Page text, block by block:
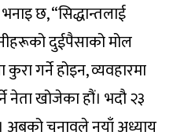
छ, “सिद्धान्तलाई
दुईपैसाको मोल
गर्ने होइन, व्यवहारमा
नेता खोजेका हौं। भदौ २३